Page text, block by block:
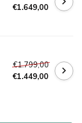
€1.649,00
€1.799,00
€1.449,00